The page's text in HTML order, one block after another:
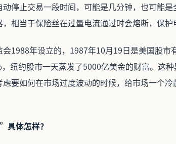
停止交易一段时间，可能是几分钟，也可能
相当于保险丝在过量电流通过时会熔断，保护
会1988年设立的，1987年10月19日是美国股
纽约股市一天蒸发了5000亿美金的财富。这
要如何在市场过度波动的时候，给市场一个
体怎样？